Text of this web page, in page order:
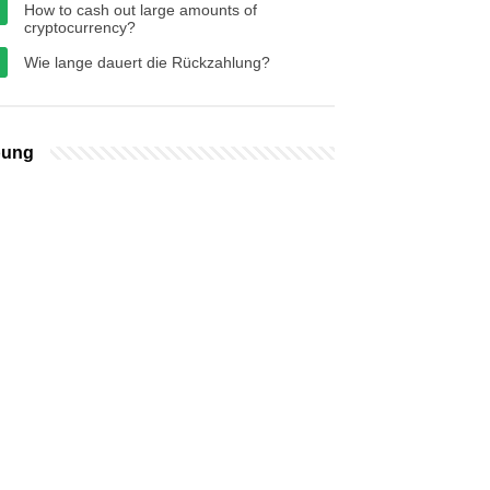
How to cash out large amounts of
cryptocurrency?
Wie lange dauert die Rückzahlung?